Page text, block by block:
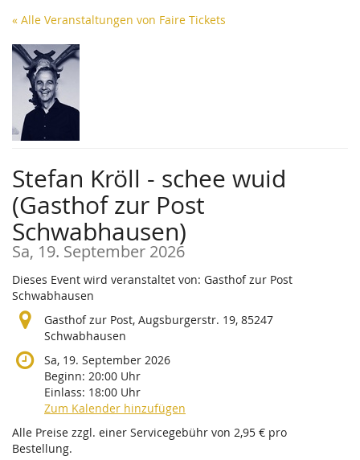
Zum
Inhalt
springen
« Alle Veranstaltungen von Faire Tickets
Stefan Kröll - schee wuid
(Gasthof zur Post
Schwabhausen)
Sa, 19. September 2026
Dieses Event wird veranstaltet von: Gasthof zur Post
Schwabhausen
Gasthof zur Post, Augsburgerstr. 19, 85247
Schwabhausen
Sa, 19. September 2026
Beginn: 20:00 Uhr
Einlass: 18:00 Uhr
Zum Kalender hinzufügen
Alle Preise zzgl. einer Servicegebühr von 2,95 € pro
Bestellung.